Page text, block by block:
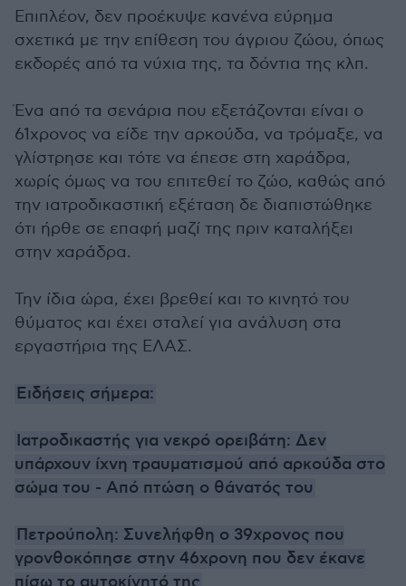
Επιπλέον, δεν προέκυψε κανένα εύρημα
σχετικά με την επίθεση του άγριου ζώου, όπως
εκδορές από τα νύχια της, τα δόντια της κλπ.
Ένα από τα σενάρια που εξετάζονται είναι ο
61χρονος να είδε την αρκούδα, να τρόμαξε, να
γλίστρησε και τότε να έπεσε στη χαράδρα,
χωρίς όμως να του επιτεθεί το ζώο, καθώς από
την ιατροδικαστική εξέταση δε διαπιστώθηκε
ότι ήρθε σε επαφή μαζί της πριν καταλήξει
στην χαράδρα.
Την ίδια ώρα, έχει βρεθεί και το κινητό του
θύματος και έχει σταλεί για ανάλυση στα
εργαστήρια της ΕΛΑΣ.
Ειδήσεις σήμερα:
Ιατροδικαστής για νεκρό ορειβάτη: Δεν
υπάρχουν ίχνη τραυματισμού από αρκούδα στο
σώμα του - Από πτώση ο θάνατός του
Πετρούπολη: Συνελήφθη ο 39χρονος που
γρονθοκόπησε στην 46χρονη που δεν έκανε